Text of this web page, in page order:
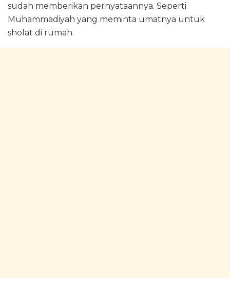
sudah memberikan pernyataannya. Seperti
Muhammadiyah yang meminta umatnya untuk
sholat di rumah.